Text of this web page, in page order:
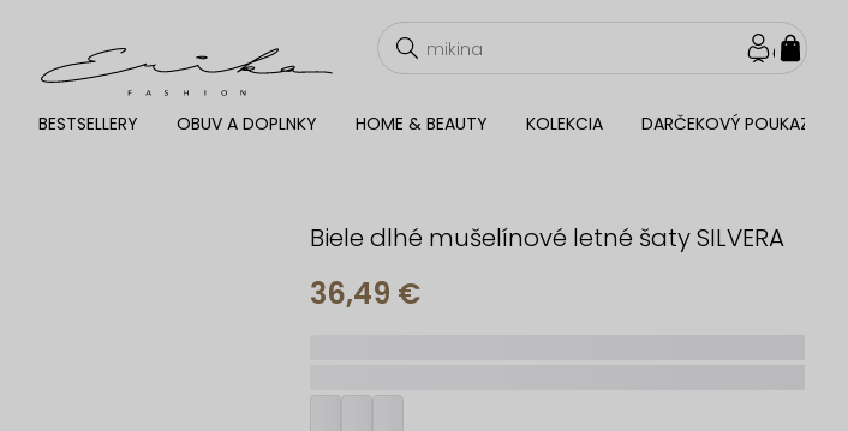
BESTSELLERY OBUV A DOPLNKY HOME & BEAUTY KOLEKCIA DARČEKOVÝ POUKAZ
Biele dlhé mušelínové letné šaty SILVERA
36,49 €